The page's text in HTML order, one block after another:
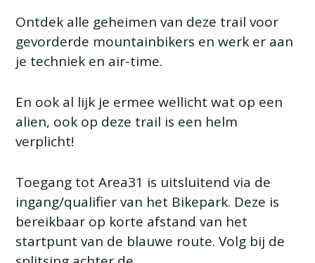
Ontdek alle geheimen van deze trail voor
gevorderde mountainbikers en werk er aan
je techniek en air-time.
En ook al lijk je ermee wellicht wat op een
alien, ook op deze trail is een helm
verplicht!
Toegang tot Area31 is uitsluitend via de
ingang/qualifier van het Bikepark. Deze is
bereikbaar op korte afstand van het
startpunt van de blauwe route. Volg bij de